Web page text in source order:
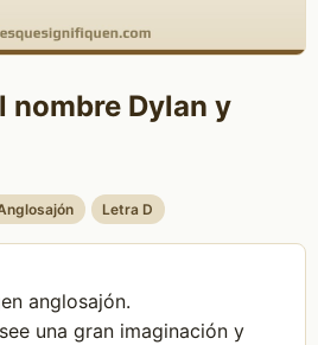
nombre Dylan y
Letra D
anglosajón.
una gran imaginación y